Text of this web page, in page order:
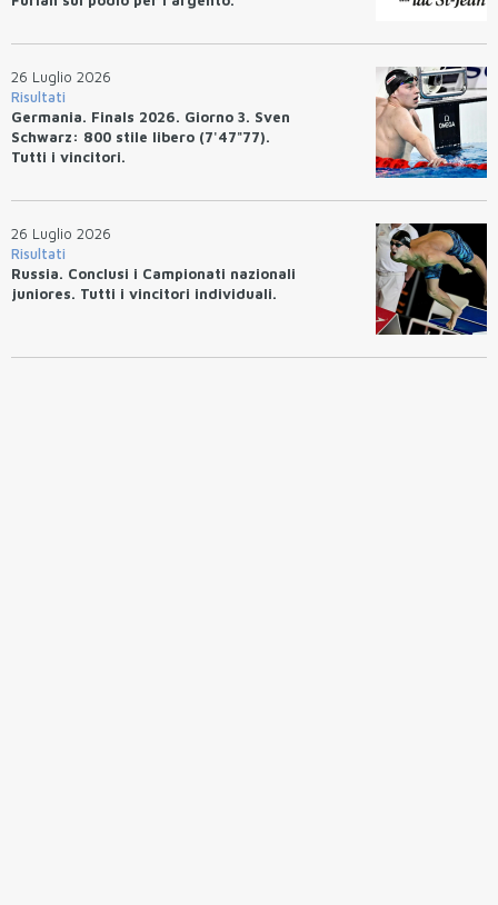
26 Luglio 2026
Risultati
Germania. Finals 2026. Giorno 3. Sven
Schwarz: 800 stile libero (7'47"77).
Tutti i vincitori.
26 Luglio 2026
Risultati
Russia. Conclusi i Campionati nazionali
juniores. Tutti i vincitori individuali.